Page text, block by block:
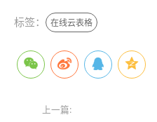
标签： 在线云表格
上一篇: